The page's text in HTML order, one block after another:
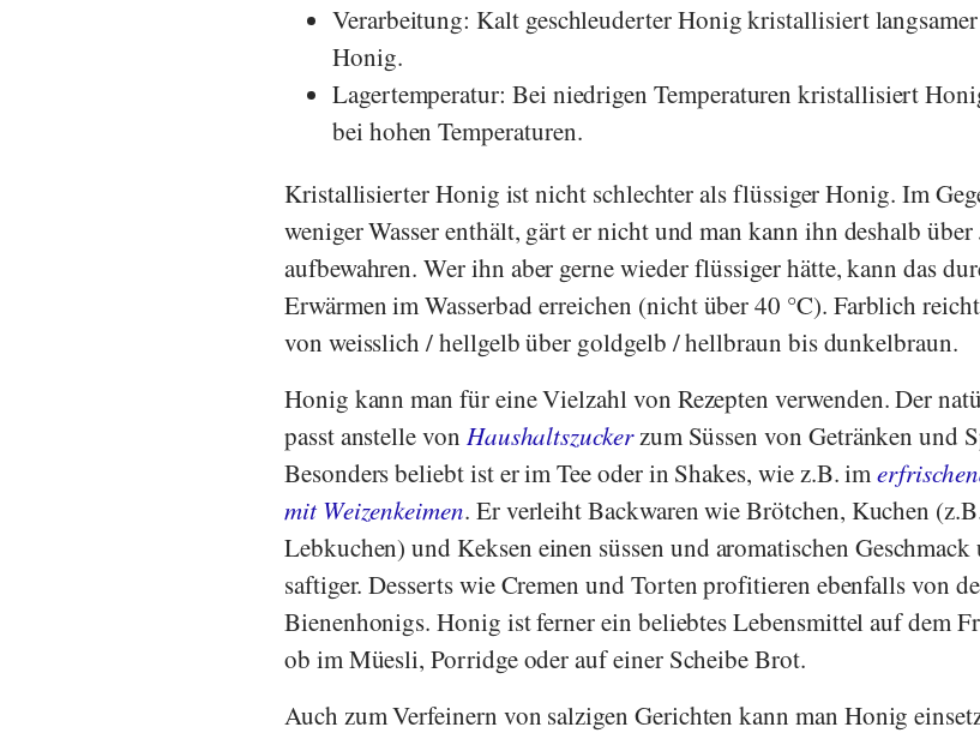
Verarbeitung: Kalt geschleuderter Honig kristallisiert
Honig.
Lagertemperatur: Bei niedrigen Temperaturen kristallisiert
bei hohen Temperaturen.
Kristallisierter Honig ist nicht schlechter als flüssiger Honig. Im
weniger Wasser enthält, gärt er nicht und man kann ihn deshalb über
aufbewahren. Wer ihn aber gerne wieder flüssiger hätte, kann das
Erwärmen im Wasserbad erreichen (nicht über 40 °C). Farblich
von weisslich / hellgelb über goldgelb / hellbraun bis dunkelbraun.
Honig kann man für eine Vielzahl von Rezepten verwenden. Der
passt anstelle von Haushaltszuckerzum Süssen von Getränken und
Besonders beliebt ist er im Tee oder in Shakes, wie z.B. im
mit Weizenkeimen. Er verleiht Backwaren wie Brötchen, Kuchen
Lebkuchen) und Keksen einen süssen und aromatischen Geschmack
saftiger. Desserts wie Cremen und Torten profitieren ebenfalls von
Bienenhonigs. Honig ist ferner ein beliebtes Lebensmittel auf dem
ob im Müesli, Porridge oder auf einer Scheibe Brot.
Auch zum Verfeinern von salzigen Gerichten kann man Honig